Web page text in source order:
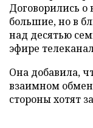
Договорились
большие, но в
над десятью
эфире
Она добавила,
взаимном
стороны хотят